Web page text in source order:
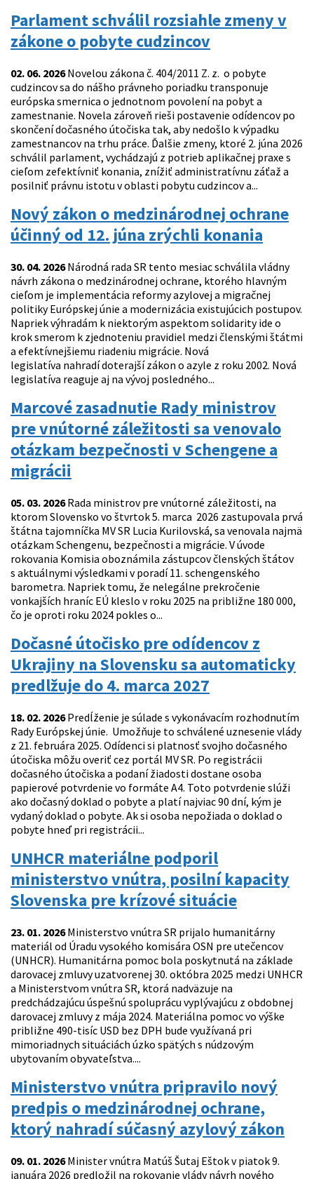
Parlament schválil rozsiahle zmeny v
zákone o pobyte cudzincov
02. 06. 2026Novelou zákona č. 404/2011 Z. z. o pobyte
cudzincov sa do nášho právneho poriadku transponuje
európska smernica o jednotnom povolení na pobyt a
zamestnanie. Novela zároveň rieši postavenie odídencov po
skončení dočasného útočiska tak, aby nedošlo k výpadku
zamestnancov na trhu práce. Ďalšie zmeny, ktoré 2. júna 2026
schválil parlament, vychádzajú z potrieb aplikačnej praxe s
cieľom zefektívniť konania, znížiť administratívnu záťaž a
posilniť právnu istotu v oblasti pobytu cudzincov a...
Nový zákon o medzinárodnej ochrane
účinný od 12. júna zrýchli konania
30. 04. 2026Národná rada SR tento mesiac schválila vládny
návrh zákona o medzinárodnej ochrane, ktorého hlavným
cieľom je implementácia reformy azylovej a migračnej
politiky Európskej únie a modernizácia existujúcich postupov.
Napriek výhradám k niektorým aspektom solidarity ide o
krok smerom k zjednoteniu pravidiel medzi členskými štátmi
a efektívnejšiemu riadeniu migrácie. Nová
legislatíva nahradí doterajší zákon o azyle z roku 2002. Nová
legislatíva reaguje aj na vývoj posledného...
Marcové zasadnutie Rady ministrov
pre vnútorné záležitosti sa venovalo
otázkam bezpečnosti v Schengene a
migrácii
05. 03. 2026Rada ministrov pre vnútorné záležitosti, na
ktorom Slovensko vo štvrtok 5. marca 2026 zastupovala prvá
štátna tajomníčka MV SR Lucia Kurilovská, sa venovala najmä
otázkam Schengenu, bezpečnosti a migrácie. V úvode
rokovania Komisia oboznámila zástupcov členských štátov
s aktuálnymi výsledkami v poradí 11. schengenského
barometra. Napriek tomu, že nelegálne prekročenie
vonkajších hraníc EÚ kleslo v roku 2025 na približne 180 000,
čo je oproti roku 2024 pokles o...
Dočasné útočisko pre odídencov z
Ukrajiny na Slovensku sa automaticky
predlžuje do 4. marca 2027
18. 02. 2026Predĺženie je súlade s vykonávacím rozhodnutím
Rady Európskej únie. Umožňuje to schválené uznesenie vlády
z 21. februára 2025. Odídenci si platnosť svojho dočasného
útočiska môžu overiť cez portál MV SR. Po registrácii
dočasného útočiska a podaní žiadosti dostane osoba
papierové potvrdenie vo formáte A4. Toto potvrdenie slúži
ako dočasný doklad o pobyte a platí najviac 90 dní, kým je
vydaný doklad o pobyte. Ak si osoba nepožiada o doklad o
pobyte hneď pri registrácii...
UNHCR materiálne podporil
ministerstvo vnútra, posilní kapacity
Slovenska pre krízové situácie
23. 01. 2026Ministerstvo vnútra SR prijalo humanitárny
materiál od Úradu vysokého komisára OSN pre utečencov
(UNHCR). Humanitárna pomoc bola poskytnutá na základe
darovacej zmluvy uzatvorenej 30. októbra 2025 medzi UNHCR
a Ministerstvom vnútra SR, ktorá nadväzuje na
predchádzajúcu úspešnú spoluprácu vyplývajúcu z obdobnej
darovacej zmluvy z mája 2024. Materiálna pomoc vo výške
približne 490-tisíc USD bez DPH bude využívaná pri
mimoriadnych situáciách úzko spätých s núdzovým
ubytovaním obyvateľstva....
Ministerstvo vnútra pripravilo nový
predpis o medzinárodnej ochrane,
ktorý nahradí súčasný azylový zákon
09. 01. 2026Minister vnútra Matúš Šutaj Eštok v piatok 9.
januára 2026 predložil na rokovanie vlády návrh nového